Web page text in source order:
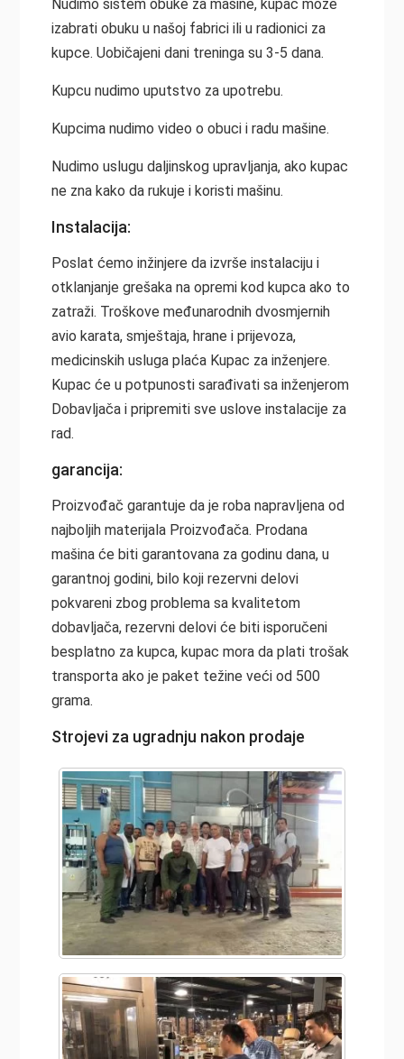
Nudimo sistem obuke za mašine, kupac može
izabrati obuku u našoj fabrici ili u radionici za
kupce. Uobičajeni dani treninga su 3-5 dana.
Kupcu nudimo uputstvo za upotrebu.
Kupcima nudimo video o obuci i radu mašine.
Nudimo uslugu daljinskog upravljanja, ako kupac
ne zna kako da rukuje i koristi mašinu.
Instalacija:
Poslat ćemo inžinjere da izvrše instalaciju i
otklanjanje grešaka na opremi kod kupca ako to
zatraži. Troškove međunarodnih dvosmjernih
avio karata, smještaja, hrane i prijevoza,
medicinskih usluga plaća Kupac za inženjere.
Kupac će u potpunosti sarađivati sa inženjerom
Dobavljača i pripremiti sve uslove instalacije za
rad.
garancija:
Proizvođač garantuje da je roba napravljena od
najboljih materijala Proizvođača. Prodana
mašina će biti garantovana za godinu dana, u
garantnoj godini, bilo koji rezervni delovi
pokvareni zbog problema sa kvalitetom
dobavljača, rezervni delovi će biti isporučeni
besplatno za kupca, kupac mora da plati trošak
transporta ako je paket težine veći od 500
grama.
Strojevi za ugradnju nakon prodaje